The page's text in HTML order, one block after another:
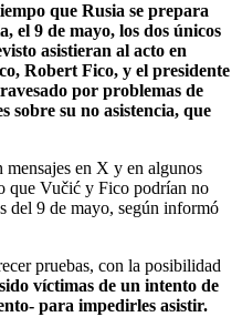
que Rusia se prepara
el 9 de mayo, los dos únicos
asistieran al acto en
Robert Fico, y el presidente
por problemas de
sobre su no asistencia, que
en X y en algunos
que Vučić y Fico podrían no
del 9 de mayo, según informó
pruebas, con la posibilidad
víctimas de un intento de
para impedirles asistir.